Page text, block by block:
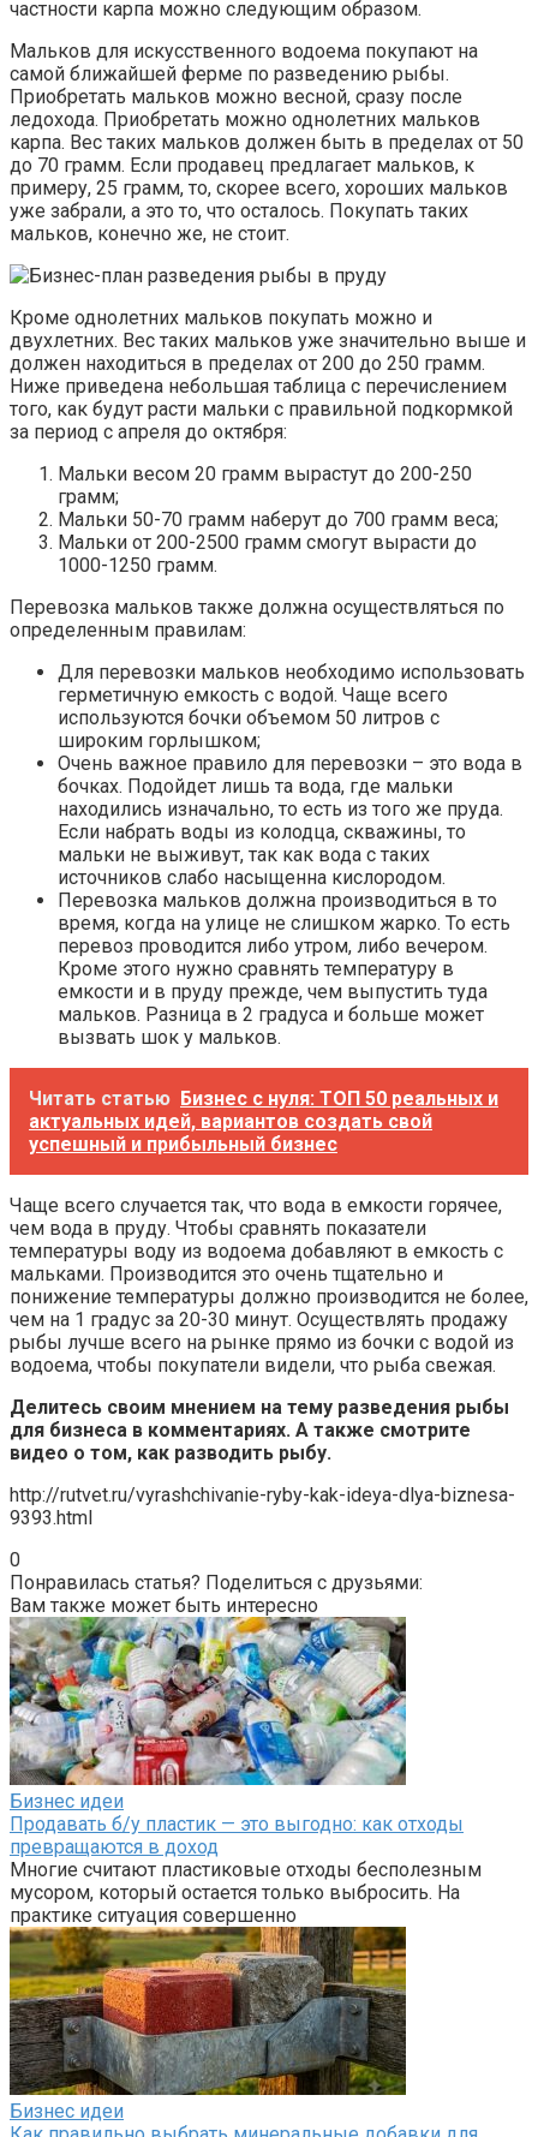
частности карпа можно следующим образом.
Мальков для искусственного водоема покупают на
самой ближайшей ферме по разведению рыбы.
Приобретать мальков можно весной, сразу после
ледохода. Приобретать можно однолетних мальков
карпа. Вес таких мальков должен быть в пределах от 50
до 70 грамм. Если продавец предлагает мальков, к
примеру, 25 грамм, то, скорее всего, хороших мальков
уже забрали, а это то, что осталось. Покупать таких
мальков, конечно же, не стоит.
Кроме однолетних мальков покупать можно и
двухлетних. Вес таких мальков уже значительно выше и
должен находиться в пределах от 200 до 250 грамм.
Ниже приведена небольшая таблица с перечислением
того, как будут расти мальки с правильной подкормкой
за период с апреля до октября:
Мальки весом 20 грамм вырастут до 200-250
грамм;
Мальки 50-70 грамм наберут до 700 грамм веса;
Мальки от 200-2500 грамм смогут вырасти до
1000-1250 грамм.
Перевозка мальков также должна осуществляться по
определенным правилам:
Для перевозки мальков необходимо использовать
герметичную емкость с водой. Чаще всего
используются бочки объемом 50 литров с
широким горлышком;
Очень важное правило для перевозки – это вода в
бочках. Подойдет лишь та вода, где мальки
находились изначально, то есть из того же пруда.
Если набрать воды из колодца, скважины, то
мальки не выживут, так как вода с таких
источников слабо насыщенна кислородом.
Перевозка мальков должна производиться в то
время, когда на улице не слишком жарко. То есть
перевоз проводится либо утром, либо вечером.
Кроме этого нужно сравнять температуру в
емкости и в пруду прежде, чем выпустить туда
мальков. Разница в 2 градуса и больше может
вызвать шок у мальков.
Читать статью Бизнес с нуля: ТОП 50 реальных и
актуальных идей, вариантов создать свой
успешный и прибыльный бизнес
Чаще всего случается так, что вода в емкости горячее,
чем вода в пруду. Чтобы сравнять показатели
температуры воду из водоема добавляют в емкость с
мальками. Производится это очень тщательно и
понижение температуры должно производится не более,
чем на 1 градус за 20-30 минут. Осуществлять продажу
рыбы лучше всего на рынке прямо из бочки с водой из
водоема, чтобы покупатели видели, что рыба свежая.
Делитесь своим мнением на тему разведения рыбы
для бизнеса в комментариях. А также смотрите
видео о том, как разводить рыбу.
http://rutvet.ru/vyrashchivanie-ryby-kak-ideya-dlya-biznesa-
9393.html
0
Понравилась статья? Поделиться с друзьями:
Вам также может быть интересно
Бизнес идеи
Продавать б/у пластик — это выгодно: как отходы
превращаются в доход
Многие считают пластиковые отходы бесполезным
мусором, который остается только выбросить. На
практике ситуация совершенно
Бизнес идеи